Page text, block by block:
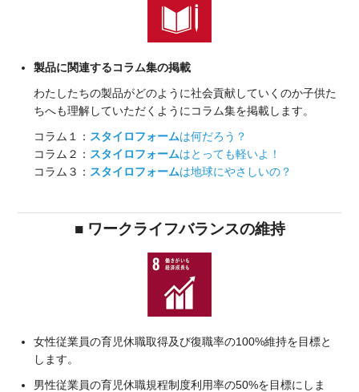
製品に関連するコラム集の掲載
わたしたちの製品がどのように社会貢献していくのか子供た
ちへも理解していただくようにコラム集を掲載します。
コラム１： スタイロフォームは何だろう？
コラム２： スタイロフォームはとっても軽いよ！
コラム３： スタイロフォームは地球にやさしいの？
■ ワークライフバランスの維持
女性従業員の育児休職取得及び復職率の100%維持を目標と
します。
男性従業員の育児休職規程制度利用率の50%を目標にしま